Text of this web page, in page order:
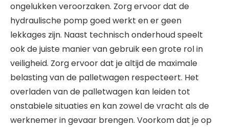
ongelukken veroorzaken. Zorg ervoor dat de
hydraulische pomp goed werkt en er geen
lekkages zijn. Naast technisch onderhoud speelt
ook de juiste manier van gebruik een grote rol in
veiligheid. Zorg ervoor dat je altijd de maximale
belasting van de palletwagen respecteert. Het
overladen van de palletwagen kan leiden tot
onstabiele situaties en kan zowel de vracht als de
werknemer in gevaar brengen. Voorkom dat je op